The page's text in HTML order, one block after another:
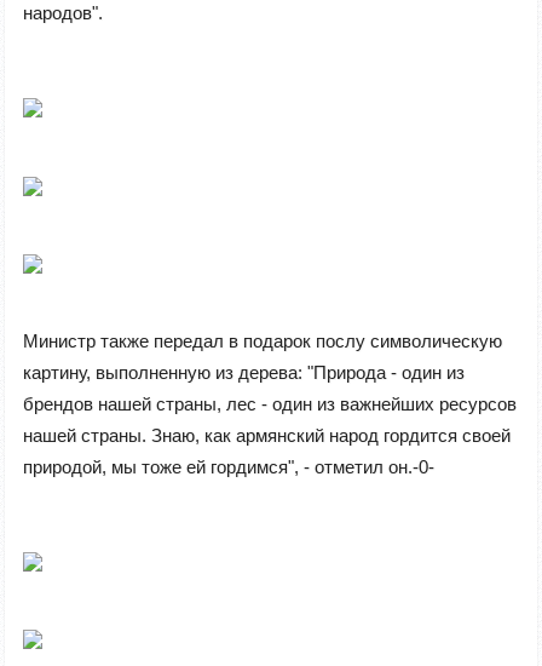
народов".
Министр также передал в подарок послу символическую
картину, выполненную из дерева: "Природа - один из
брендов нашей страны, лес - один из важнейших ресурсов
нашей страны. Знаю, как армянский народ гордится своей
природой, мы тоже ей гордимся", - отметил он.-0-